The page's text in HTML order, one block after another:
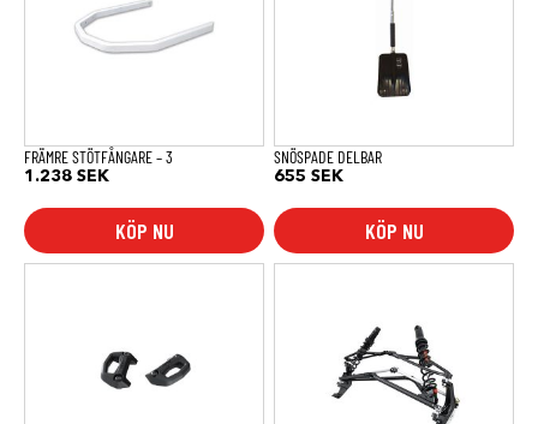
FRÄMRE STÖTFÅNGARE – 3
1.238 SEK
KÖP NU
SNÖSPADE DELBAR
655 SEK
KÖP NU